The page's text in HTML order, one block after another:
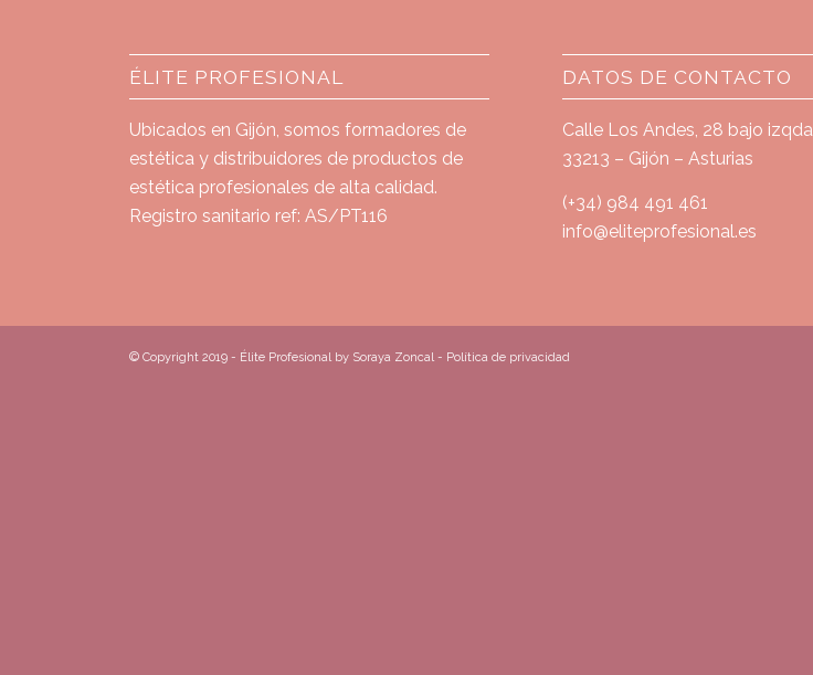
ÉLITE PROFESIONAL
Ubicados en Gijón, somos formadores de
estética y distribuidores de productos de
estética profesionales de alta calidad.
Registro sanitario ref: AS/PT116
DATOS DE CONTACTO
Calle Los Andes, 28 bajo
33213 – Gijón – Asturias
(+34) 984 491 461
info@eliteprofesional.es
© Copyright 2019 - Élite Profesional by Soraya Zoncal - Política de privacidad